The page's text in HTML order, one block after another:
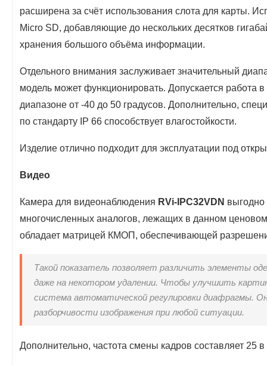
расширена за счёт использования слота для карты.
Micro SD, добавляющие до нескольких десятков
хранения большого объёма информации.
Отдельного внимания заслуживает значительный
модель может функционировать. Допускается работа
диапазоне от -40 до 50 градусов. Дополнительно,
по стандарту IP 66 способствует влагостойкости.
Изделие отлично подходит для эксплуатации под
Видео
Камера для видеонаблюдения RVi-IPC32VDN выгодно
многочисленных аналогов, лежащих в данном
обладает матрицей КМОП, обеспечивающей
Такой показатель позволяет различить элементы
даже на некотором удалении. Чтобы улучшить
система автоматической регулировки диафрагмы.
разборчивости изображения при любой ситуации.
Дополнительно, частота смены кадров составляет 25 в